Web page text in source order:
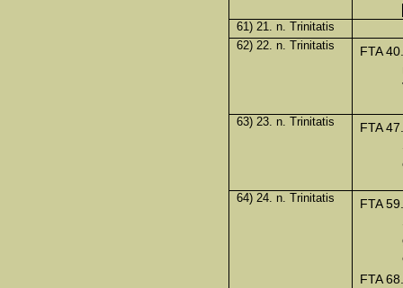
61) 21. n. Trinitatis
62) 22. n. Trinitatis
FTA 40.
63) 23. n. Trinitatis
FTA 47.
64) 24. n. Trinitatis
FTA 59.
FTA 68.